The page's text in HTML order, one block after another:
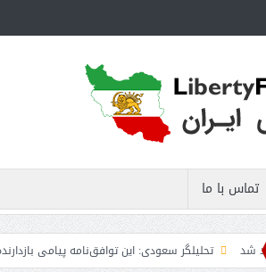
تماس با ما
تحلیلگر سعودی: این توافق‌نامه پیامی بازدارنده در برابر